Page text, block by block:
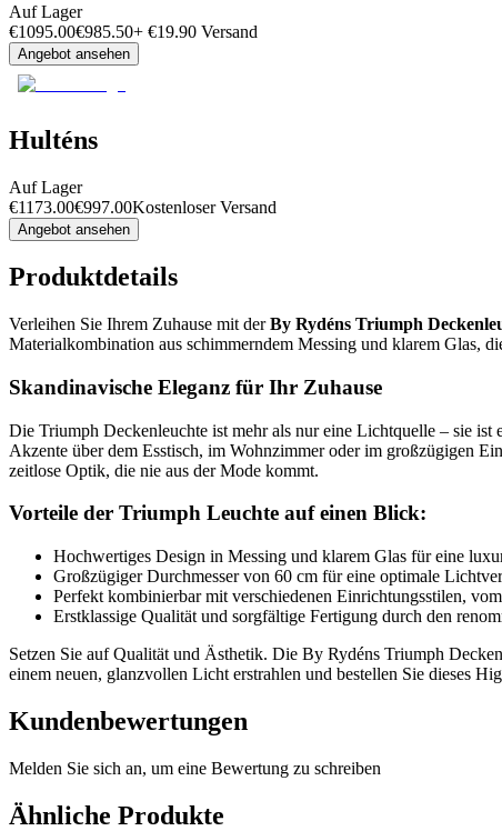
Auf Lager
€1095.00€985.50+ €19.90 Versand
Angebot ansehen
Hulténs
Auf Lager
€1173.00€997.00Kostenloser Versand
Angebot ansehen
Produktdetails
Verleihen Sie Ihrem Zuhause mit derBy Rydéns Triumph
Materialkombination aus schimmerndem Messing und klarem Glas,
Skandinavische Eleganz für Ihr Zuhause
Die Triumph Deckenleuchte ist mehr als nur eine Lichtquelle – sie
Akzente über dem Esstisch, im Wohnzimmer oder im großzügigen
zeitlose Optik, die nie aus der Mode kommt.
Vorteile der Triumph Leuchte auf einen Blick:
Hochwertiges Design in Messing und klarem Glas für eine
Großzügiger Durchmesser von 60 cm für eine optimale
Perfekt kombinierbar mit verschiedenen Einrichtungsstilen,
Erstklassige Qualität und sorgfältige Fertigung durch den
Setzen Sie auf Qualität und Ästhetik. Die By Rydéns Triumph
einem neuen, glanzvollen Licht erstrahlen und bestellen Sie dieses
Kundenbewertungen
Melden Sie sich an, um eine Bewertung zu schreiben
Ähnliche Produkte